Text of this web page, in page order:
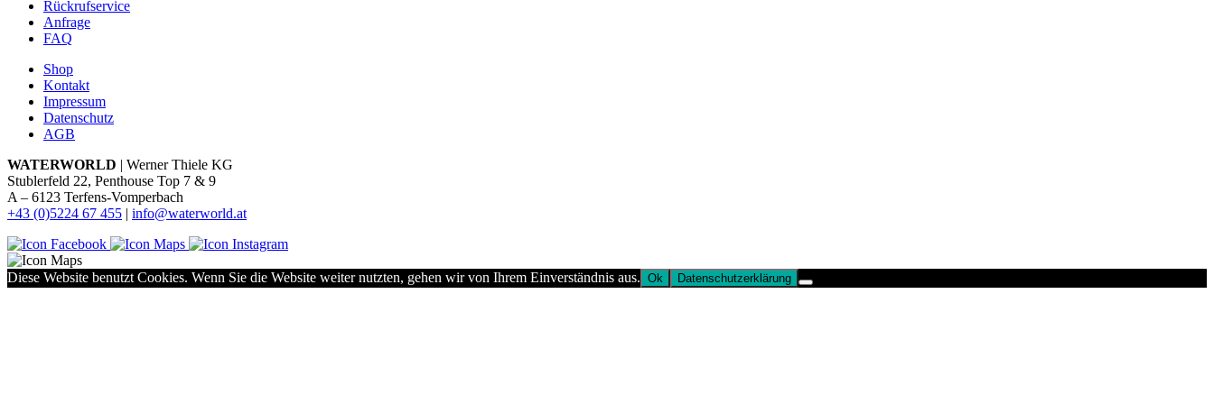
Rückrufservice
Anfrage
FAQ
Shop
Kontakt
Impressum
Datenschutz
AGB
WATERWORLD | Werner Thiele KG
Stublerfeld 22, Penthouse Top 7 & 9
A – 6123 Terfens-Vomperbach
+43 (0)5224 67 455 | info@waterworld.at
Diese Website benutzt Cookies. Wenn Sie die Website weiter nutzten, gehen wir von Ihrem Einverständnis aus. Ok Datenschutzerklärung